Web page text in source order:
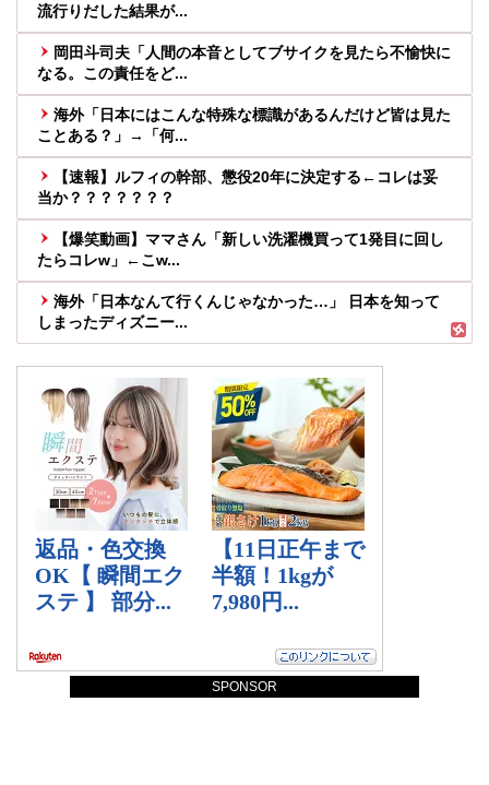
SPONSOR
流行りだした結果が...
岡田斗司夫「人間の本音としてブサイクを見たら不愉快に
なる。この責任をど...
海外「日本にはこんな特殊な標識があるんだけど皆は見た
ことある？」→「何...
【速報】ルフィの幹部、懲役20年に決定する←コレは妥
当か？？？？？？？
【爆笑動画】ママさん「新しい洗濯機買って1発目に回し
たらコレw」←こw...
海外「日本なんて行くんじゃなかった…」 日本を知って
しまったディズニー...